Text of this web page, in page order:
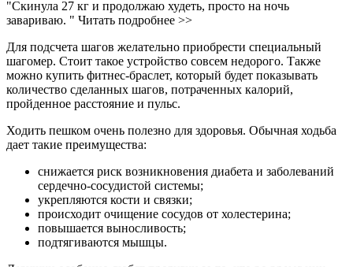
"Скинула 27 кг и продолжаю худеть, просто на ночь
завариваю. " Читать подробнее >>
Для подсчета шагов желательно приобрести специальный
шагомер. Стоит такое устройство совсем недорого. Также
можно купить фитнес-браслет, который будет показывать
количество сделанных шагов, потраченных калорий,
пройденное расстояние и пульс.
Ходить пешком очень полезно для здоровья. Обычная ходьба
дает такие преимущества:
снижается риск возникновения диабета и заболеваний
сердечно-сосудистой системы;
укрепляются кости и связки;
происходит очищение сосудов от холестерина;
повышается выносливость;
подтягиваются мышцы.